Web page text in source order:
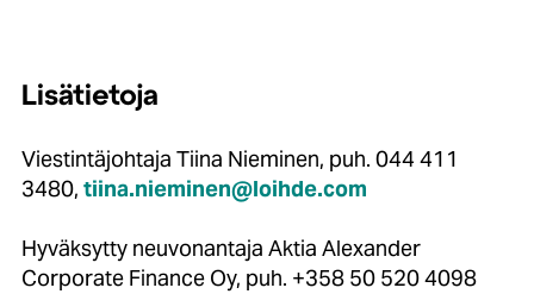
Lisätietoja
Viestintäjohtaja Tiina Nieminen, puh. 044 411
3480, tiina.nieminen@loihde.com
Hyväksytty neuvonantaja Aktia Alexander
Corporate Finance Oy, puh. +358 50 520 4098